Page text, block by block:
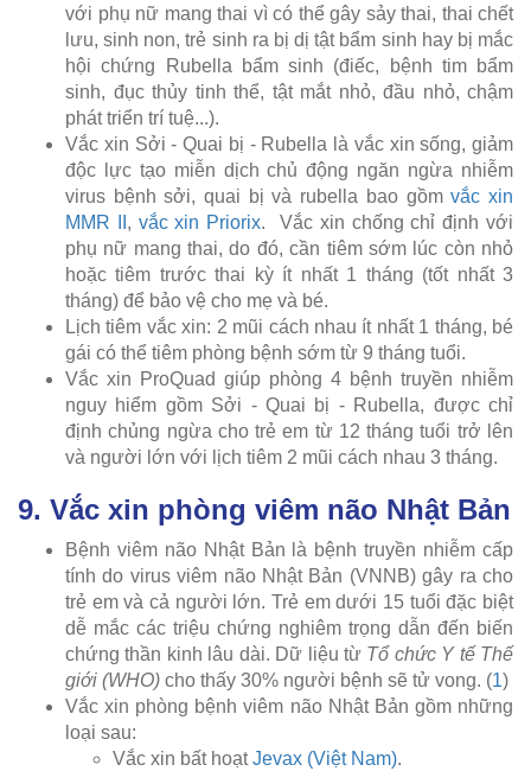
với phụ nữ mang thai vì có thể gây sảy thai, thai chết
lưu, sinh non, trẻ sinh ra bị dị tật bẩm sinh hay bị mắc
hội chứng Rubella bẩm sinh (điếc, bệnh tim bẩm
sinh, đục thủy tinh thể, tật mắt nhỏ, đầu nhỏ, chậm
phát triển trí tuệ...).
Vắc xin Sởi - Quai bị - Rubella là vắc xin sống, giảm
độc lực tạo miễn dịch chủ động ngăn ngừa nhiễm
virus bệnh sởi, quai bị và rubella bao gồmvắc xin
MMR II , vắc xin Priorix. Vắc xin chống chỉ định với
phụ nữ mang thai, do đó, cần tiêm sớm lúc còn nhỏ
hoặc tiêm trước thai kỳ ít nhất 1 tháng (tốt nhất 3
tháng) để bảo vệ cho mẹ và bé.
Lịch tiêm vắc xin: 2 mũi cách nhau ít nhất 1 tháng, bé
gái có thể tiêm phòng bệnh sớm từ 9 tháng tuổi.
Vắc xin ProQuad giúp phòng 4 bệnh truyền nhiễm
nguy hiểm gồm Sởi - Quai bị - Rubella, được chỉ
định chủng ngừa cho trẻ em từ 12 tháng tuổi trở lên
và người lớn với lịch tiêm 2 mũi cách nhau 3 tháng.
9. Vắc xin phòng viêm não Nhật Bản
Bệnh viêm não Nhật Bản là bệnh truyền nhiễm cấp
tính do virus viêm não Nhật Bản (VNNB) gây ra cho
trẻ em và cả người lớn. Trẻ em dưới 15 tuổi đặc biệt
dễ mắc các triệu chứng nghiêm trọng dẫn đến biến
chứng thần kinh lâu dài. Dữ liệu từ Tổ chức Y tế Thế
giới (WHO) cho thấy 30% người bệnh sẽ tử vong. (1)
Vắc xin phòng bệnh viêm não Nhật Bản gồm những
loại sau:
Vắc xin bất hoạtJevax (Việt Nam).